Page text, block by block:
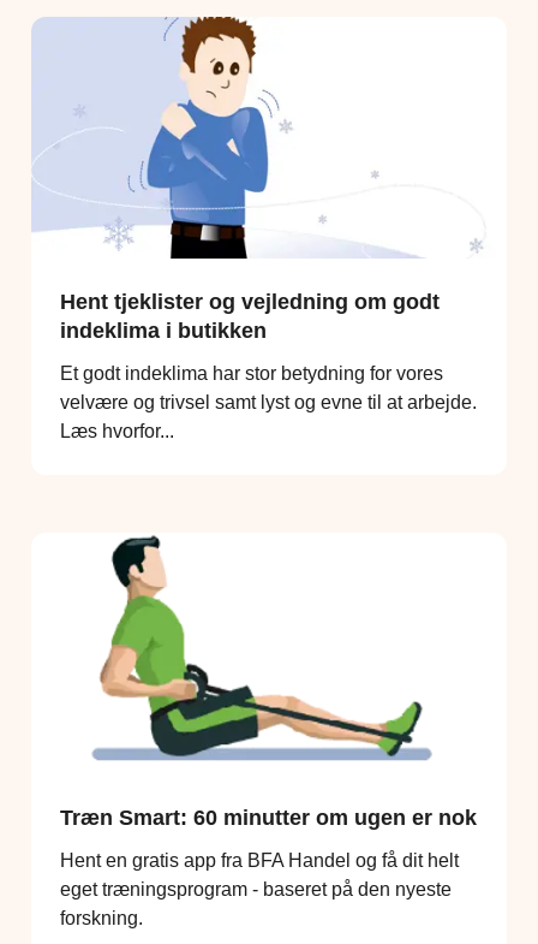
Hent tjeklister og vejledning om godt
indeklima i butikken
Et godt indeklima har stor betydning for vores
velvære og trivsel samt lyst og evne til at arbejde.
Læs hvorfor...
Træn Smart: 60 minutter om ugen er nok
Hent en gratis app fra BFA Handel og få dit helt
eget træningsprogram - baseret på den nyeste
forskning.